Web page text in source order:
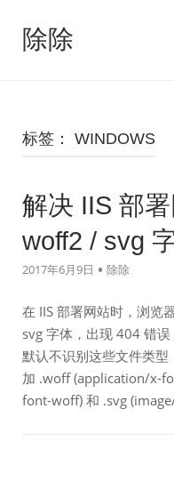
除除
标签： WINDOWS
解决 IIS 部
woff2 / svg
2017年6月9日 除除
在 IIS 部署网站时，浏览
svg 字体，出现 404 错
默认不识别这些文件类
加 .woff (application/x-
font-woff) 和 .svg